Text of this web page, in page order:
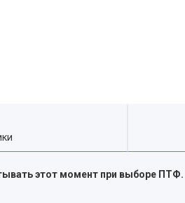
этот момент при выборе ПТФ.